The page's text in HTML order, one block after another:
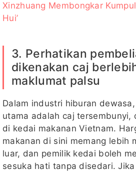
Xinzhuang Membongkar
Hui’
3. Perhatikan
dikenakan caj
maklumat palsu
Dalam industri hiburan
utama adalah caj tersembunyi,
di kedai makanan Vietnam.
makanan di sini memang lebih
luar, dan pemilik kedai boleh
sesuka hati tanpa disedari.